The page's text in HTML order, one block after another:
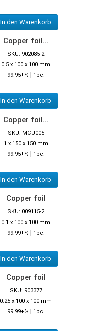
In den Warenkorb
Copper foil...
SKU: 902085-2
0.5 x 100 x 100 mm
99.95+% | 1pc.
In den Warenkorb
Copper foil...
SKU: MCU005
1 x 150 x 150 mm
99.95+% | 1pc.
In den Warenkorb
Copper foil
SKU: 009115-2
0.1 x 100 x 100 mm
99.99+% | 1pc.
In den Warenkorb
Copper foil
SKU: 903377
0.25 x 100 x 100 mm
99.99+% | 1pc.